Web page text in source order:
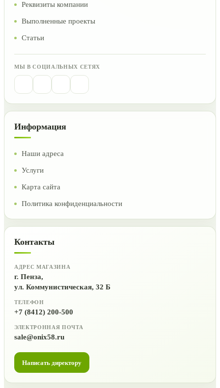
Реквизиты компании
Выполненные проекты
Статьи
МЫ В СОЦИАЛЬНЫХ СЕТЯХ
Информация
Наши адреса
Услуги
Карта сайта
Политика конфиденциальности
Контакты
АДРЕС МАГАЗИНА
г. Пенза,
ул. Коммунистическая, 32 Б
ТЕЛЕФОН
+7 (8412) 200-500
ЭЛЕКТРОННАЯ ПОЧТА
sale@onix58.ru
Написать директору